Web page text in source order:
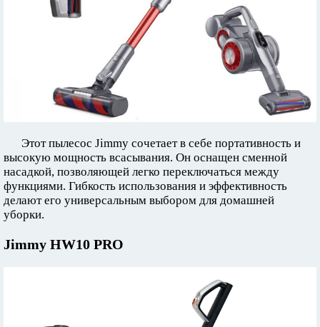
Этот пылесос Jimmy сочетает в себе портативность и
высокую мощность всасывания. Он оснащен сменной
насадкой, позволяющей легко переключаться между
функциями. Гибкость использования и эффективность
делают его универсальным выбором для домашней
уборки.
Jimmy HW10 PRO